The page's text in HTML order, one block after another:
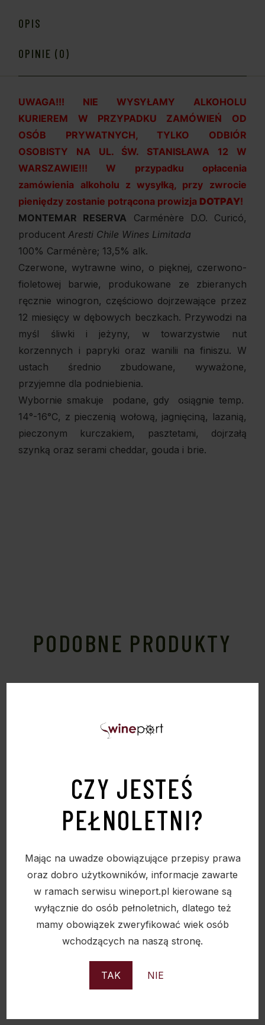
CZY JESTEŚ
PEŁNOLETNI?
Mając na uwadze obowiązujące przepisy prawa
oraz dobro użytkowników, informacje zawarte
w ramach serwisu wineport.pl kierowane są
wyłącznie do osób pełnoletnich, dlatego też
mamy obowiązek zweryfikować wiek osób
wchodzących na naszą stronę.
TAK NIE
OPIS
OPINIE (0)
UWAGA!!! NIE WYSYŁAMY ALKOHOLU
KURIEREM W PRZYPADKU ZAMÓWIEŃ OD
OSÓB PRYWATNYCH, TYLKO ODBIÓR
OSOBISTY NA UL. ŚW. STANISŁAWA 12 W
WARSZAWIE!!! W przypadku opłacenia
zamówienia alkoholu z wysyłką, przy zwrocie
pieniędzy zostanie potrącona prowizja DOTPAY!
MONTEMAR RESERVA
Carménère
D.O. Curicó,
producentAresti Chile Wines Limitada
100% Carménère; 13,5% alk.
Czerwone, wytrawne wino, o pięknej, czerwono-
fioletowej barwie, produkowane ze zbieranych
ręcznie winogron, częściowo dojrzewające przez
12 miesięcy w dębowych beczkach. Przywodzi na
myśl śliwki i jeżyny, w towarzystwie nut
korzennych i papryki oraz wanilii na finiszu. W
ustach średnio zbudowane, wyważone,
przyjemne dla podniebienia.
Wybornie smakuje podane, gdy osiągnie temp.
14°-16°C, z pieczenią wołową, jagnięciną, lazanią,
pieczonym kurczakiem, pasztetami, dojrzałą
szynką oraz serami cheddar, gouda i brie.
PODOBNE PRODUKTY
WINO RUCAHUE PINOT NOIR RESERVE 0,75L
13,5%
44,90 zł